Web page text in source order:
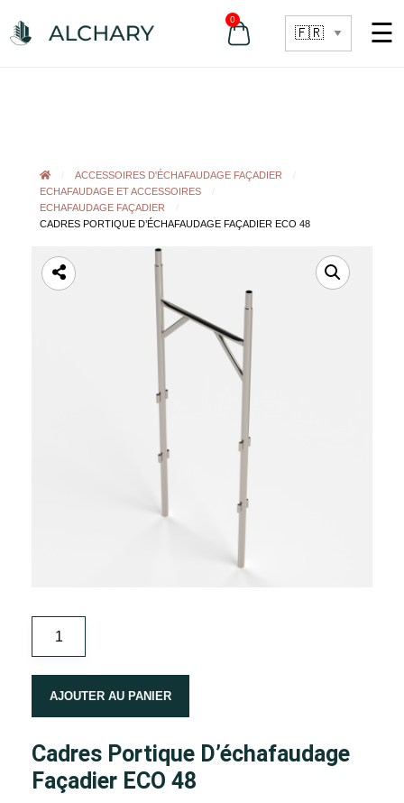
0 ☰
ACCESSOIRES D'ÉCHAFAUDAGE FAÇADIER
ECHAFAUDAGE ET ACCESSOIRES
ECHAFAUDAGE FAÇADIER
CADRES PORTIQUE D’ÉCHAFAUDAGE FAÇADIER ECO 48
Cadres Portique D’échafaudage
Façadier ECO 48
portique
d'échafaudage
ECO
48
AJOUTER AU PANIER